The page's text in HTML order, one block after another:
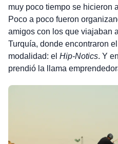
muy poco tiempo se hicieron
Poco a poco fueron
amigos con los que viajaban
Turquía, donde encontraron
modalidad: el Hip-Notics. Y
prendió la llama